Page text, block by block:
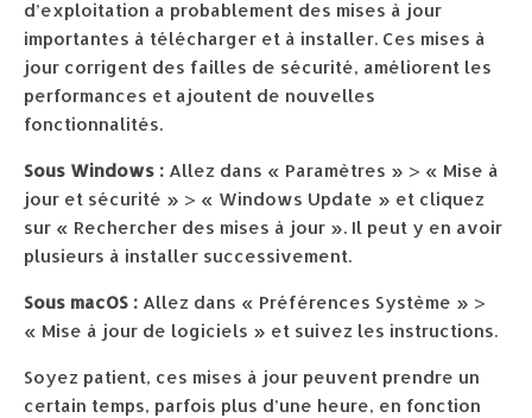
d’exploitation a probablement des mises à jour
importantes à télécharger et à installer. Ces mises à
jour corrigent des failles de sécurité, améliorent les
performances et ajoutent de nouvelles
fonctionnalités.
Sous Windows : Allez dans « Paramètres » > « Mise à
jour et sécurité » > « Windows Update » et cliquez
sur « Rechercher des mises à jour ». Il peut y en avoir
plusieurs à installer successivement.
Sous macOS : Allez dans « Préférences Système » >
« Mise à jour de logiciels » et suivez les instructions.
Soyez patient, ces mises à jour peuvent prendre un
certain temps, parfois plus d’une heure, en fonction